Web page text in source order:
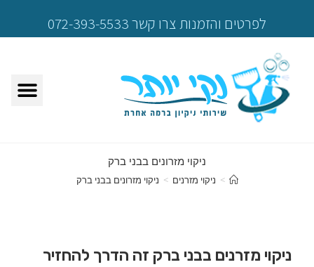
לפרטים והזמנות צרו קשר 072-393-5533
ניקוי מזרונים בבני ברק
> ניקוי מזרנים > ניקוי מזרונים בבני ברק
ניקוי מזרנים בבני ברק זה הדרך להחזיר